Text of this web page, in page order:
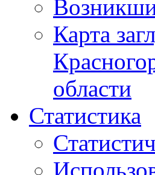
Карта
области
Статистика